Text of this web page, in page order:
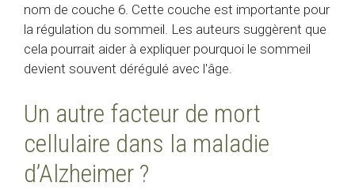
nom de couche 6 . Cette couche est importante pour
la régulation du sommeil. Les auteurs suggèrent que
cela pourrait aider à expliquer pourquoi le sommeil
devient souvent dérégulé avec l'âge.
Un autre facteur de mort
cellulaire dans la maladie
d’Alzheimer ?